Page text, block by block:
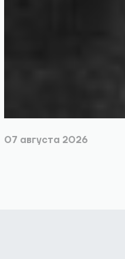
07 августа 2026